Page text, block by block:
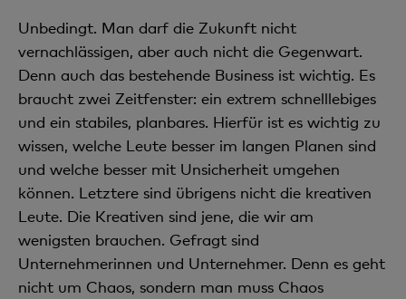
Unbedingt. Man darf die Zukunft nicht
vernachlässigen, aber auch nicht die Gegenwart.
Denn auch das bestehende Business ist wichtig. Es
braucht zwei Zeitfenster: ein extrem schnelllebiges
und ein stabiles, planbares. Hierfür ist es wichtig zu
wissen, welche Leute besser im langen Planen sind
und welche besser mit Unsicherheit umgehen
können. Letztere sind übrigens nicht die kreativen
Leute. Die Kreativen sind jene, die wir am
wenigsten brauchen. Gefragt sind
Unternehmerinnen und Unternehmer. Denn es geht
nicht um Chaos, sondern man muss Chaos